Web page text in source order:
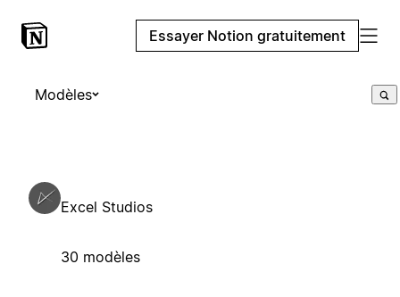
Essayer Notion gratuitement
Modèles
Excel Studios
30 modèles